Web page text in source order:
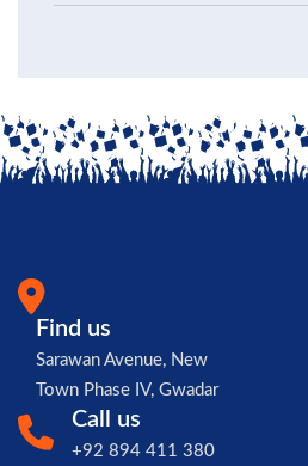
Find us
Sarawan Avenue, New
Town Phase IV, Gwadar
Call us
+92 894 411 380